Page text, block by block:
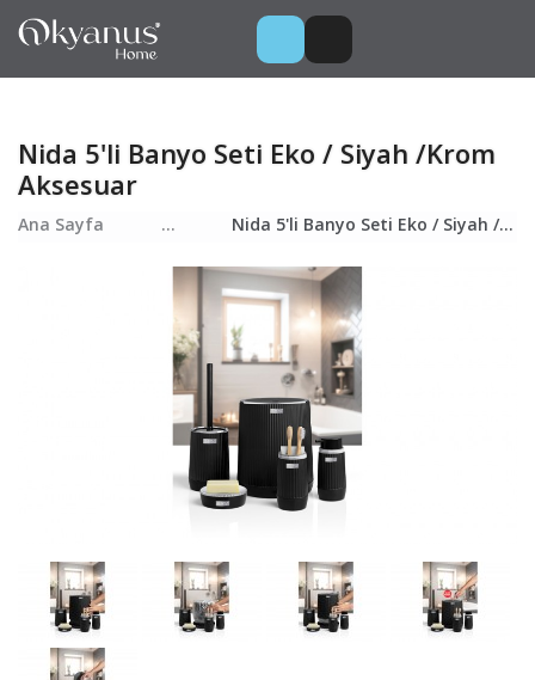
Nida 5'li Banyo Seti Eko / Siyah /Krom
Aksesuar
Ana Sayfa ... Nida 5'li Banyo Seti Eko / Siyah /Krom Aksesuar